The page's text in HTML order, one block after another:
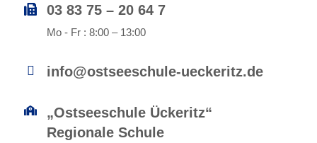
03 83 75 – 20 64 7
Mo - Fr : 8:00 – 13:00
info@ostseeschule-ueckeritz.de
„Ostseeschule Ückeritz“
Regionale Schule